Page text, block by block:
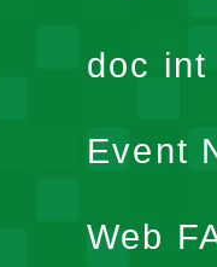
doc
Event
Web